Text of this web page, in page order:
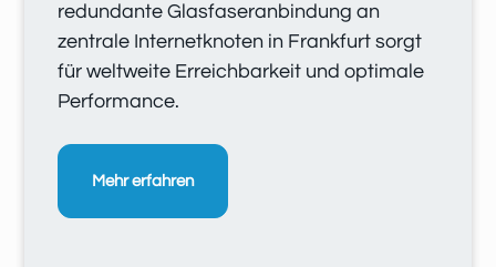
redundante Glasfaseranbindung an
zentrale Internetknoten in Frankfurt sorgt
für weltweite Erreichbarkeit und optimale
Performance.
Mehr erfahren